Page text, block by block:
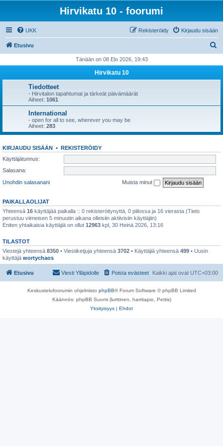
Hirvikatu 10 - foorumi
UKK Kirjaudu sisään
Rekisteröidy
Etusivu
i
Tänään on 08 Elo 2026, 19:43
Hirvikatu 10
Tiedotteet
- Hirvitalon tapahtumat ja tärkeät päivämäärät
Aiheet: 1061
International
- open for all to see, wherever you may be
Aiheet: 283
KIRJAUDU SISÄÄN • REKISTERÖIDY
Käyttäjätunnus:
Salasana:
Unohdin salasanani
Muista minut
PAIKALLAOLIJAT
Yhteensä 16 käyttäjää paikalla :: 0 rekisteröitynyttä, 0 piilossa ja 16 vierasta (Tieto
perustuu viimeisen 5 minuutin aikana olleisiin aktiivisiin käyttäjiin)
Eniten yhtaikaisia käyttäjiä on ollut 12963 kpl, 30 Heinä 2026, 13:16
TILASTOT
Viestejä yhteensä 8350 • Viestiketjuja yhteensä 3702 • Käyttäjiä yhteensä 499 • Uusin
käyttäjä wortychaos
Etusivu Kaikki ajat ovat UTC+03:00
Poista evästeet
Viesti Ylläpidolle
Keskustelufoorumin ohjelmisto phpBB® Forum Software © phpBB Limited
Käännös: phpBB Suomi (lurttinen, harritapio, Pettis)
Yksityisyys | Ehdot